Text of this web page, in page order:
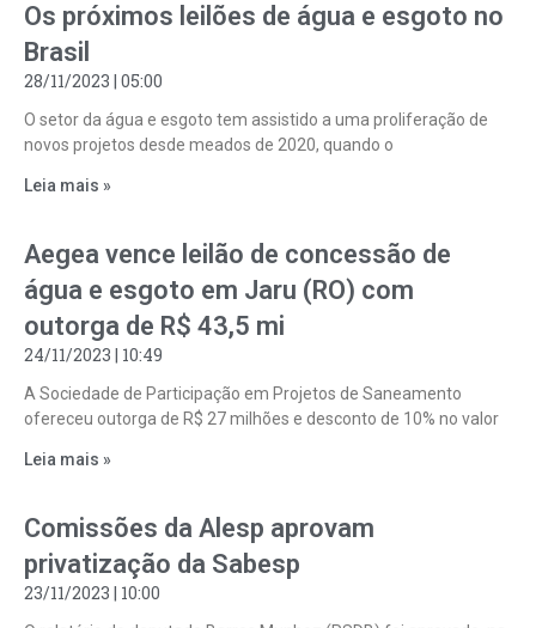
Os próximos leilões de água e esgoto no
Brasil
28/11/2023 05:00
O setor da água e esgoto tem assistido a uma proliferação de
novos projetos desde meados de 2020, quando o
Leia mais »
Aegea vence leilão de concessão de
água e esgoto em Jaru (RO) com
outorga de R$ 43,5 mi
24/11/2023 10:49
A Sociedade de Participação em Projetos de Saneamento
ofereceu outorga de R$ 27 milhões e desconto de 10% no valor
Leia mais »
Comissões da Alesp aprovam
privatização da Sabesp
23/11/2023 10:00